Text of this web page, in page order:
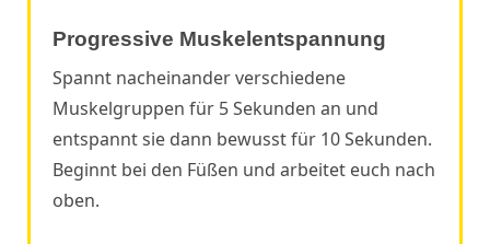
Progressive Muskelentspannung
Spannt nacheinander verschiedene
Muskelgruppen für 5 Sekunden an und
entspannt sie dann bewusst für 10 Sekunden.
Beginnt bei den Füßen und arbeitet euch nach
oben.